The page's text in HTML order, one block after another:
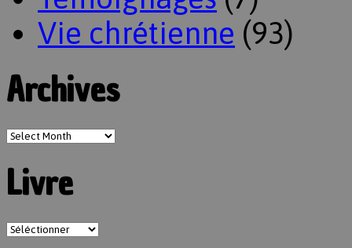
Vie chrétienne (93)
Archives
Livre